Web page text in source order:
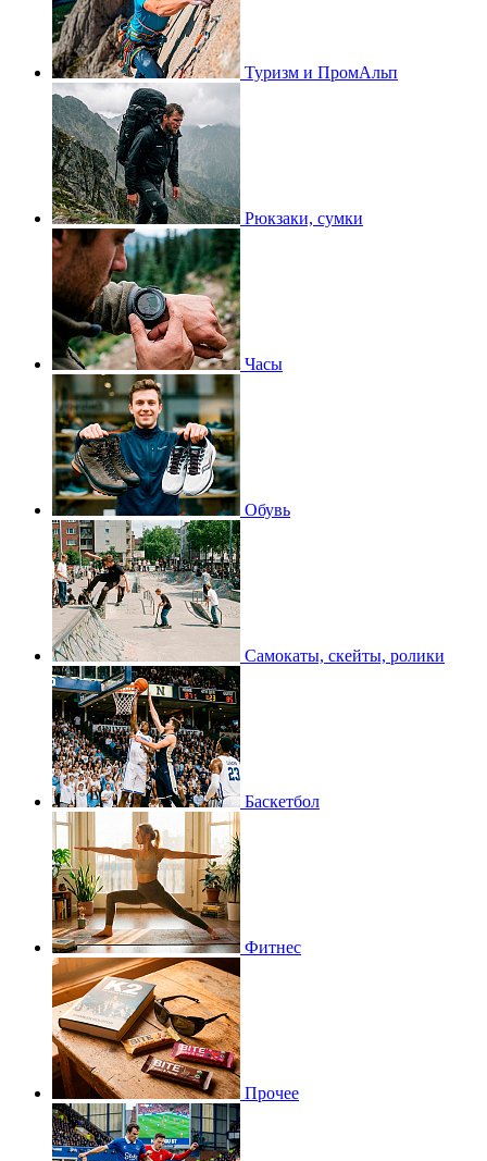
Туризм и ПромАльп
Рюкзаки, сумки
Часы
Обувь
Самокаты, скейты, ролики
Баскетбол
Фитнес
Прочее